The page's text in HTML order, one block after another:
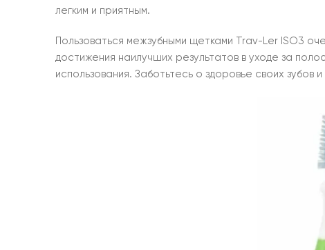
легким и приятным.
Пользоваться межзубными щетками Trav-Ler ISO3
достижения наилучших результатов в уходе за
использования. Заботьтесь о здоровье своих